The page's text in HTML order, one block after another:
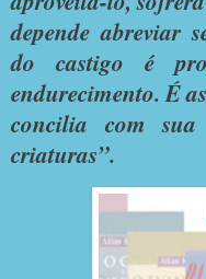
depende abreviar
do castigo é
endurecimento. É
concilia com
criaturas”.